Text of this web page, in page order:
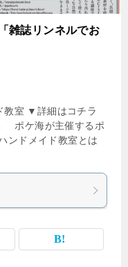
雑誌リンネルでお
教室 ▼詳細はコチラ
ポケ海が主催するポ
ンドメイド教室とは